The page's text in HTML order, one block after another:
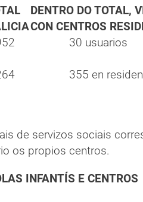
DENTRO DO TOTAL,
CON CENTROS
30 usuarios
355 en
de servizos sociais
os propios centros.
INFANTÍS E CENTROS